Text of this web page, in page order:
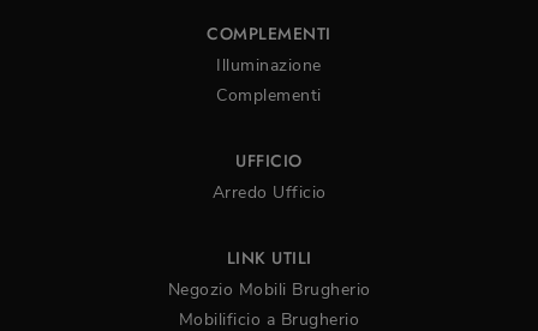
COMPLEMENTI
Illuminazione
Complementi
UFFICIO
Arredo Ufficio
LINK UTILI
Negozio Mobili Brugherio
Mobilificio a Brugherio